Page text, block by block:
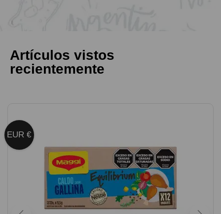
Artículos vistos
recientemente
EUR €